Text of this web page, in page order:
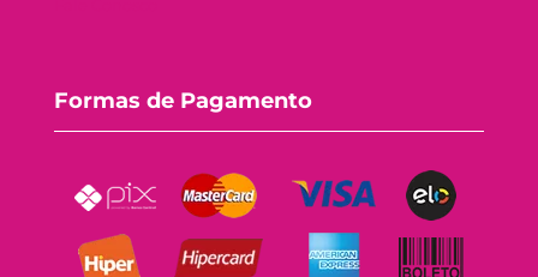
Formas de Pagamento